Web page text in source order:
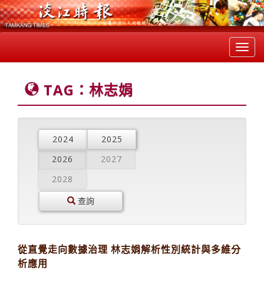
TAG：林志娟
2024
2025
2026
2027
2028
查詢
從直覺走向數據治理 林志娟解析性別統計與多維分
析應用